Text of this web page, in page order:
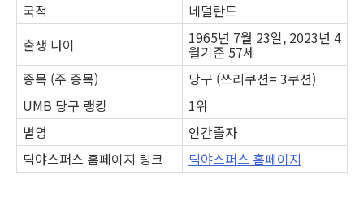
국적
네덜란드
출생 나이
1965년 7월 23일, 2023년 4
월기준 57세
종목 (주 종목)
당구 (쓰리쿠션= 3쿠션)
UMB 당구 랭킹
1위
별명
인간줄자
딕야스퍼스 홈페이지 링크
딕야스퍼스 홈페이지